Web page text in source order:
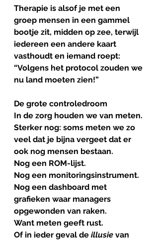
Therapie is alsof je met een
groep mensen in een gammel
bootje zit, midden op zee, terwijl
iedereen een andere kaart
vasthoudt en iemand roept:
“Volgens het protocol zouden we
nu land moeten zien!”
De grote controledroom
In de zorg houden we van meten.
Sterker nog: soms meten we zo
veel dat je bijna vergeet dat er
ook nog mensen bestaan.
Nog een ROM-lijst.
Nog een monitoringsinstrument.
Nog een dashboard met
grafieken waar managers
opgewonden van raken.
Want meten geeft rust.
Of in ieder geval de illusie van